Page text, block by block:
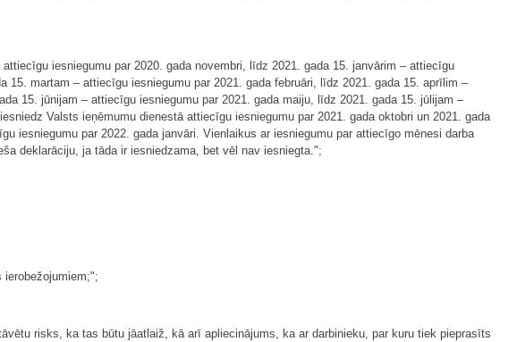
iesniegumu par 2020. gada novembri, līdz 2021. gada 15. janvārim – attiecīgu
martam – attiecīgu iesniegumu par 2021. gada februāri, līdz 2021. gada 15. aprīlim –
15. jūnijam – attiecīgu iesniegumu par 2021. gada maiju, līdz 2021. gada 15. jūlijam –
Valsts ieņēmumu dienestā attiecīgu iesniegumu par 2021. gada oktobri un 2021. gada
iesniegumu par 2022. gada janvāri. Vienlaikus ar iesniegumu par attiecīgo mēnesi darba
deklarāciju, ja tāda ir iesniedzama, bet vēl nav iesniegta.";
risks, ka tas būtu jāatlaiž, kā arī apliecinājums, ka ar darbinieku, par kuru tiek pieprasīts